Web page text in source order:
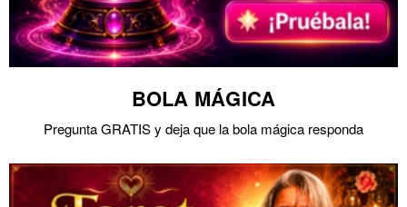
BOLA MÁGICA
Pregunta GRATIS y deja que la bola mágica responda